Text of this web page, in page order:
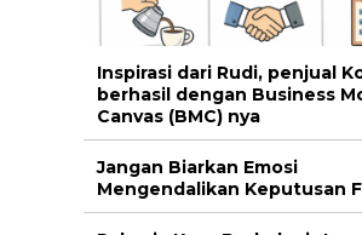
Inspirasi dari Rudi, penjual
berhasil dengan Business
Canvas (BMC) nya
Jangan Biarkan Emosi
Mengendalikan Keputusan